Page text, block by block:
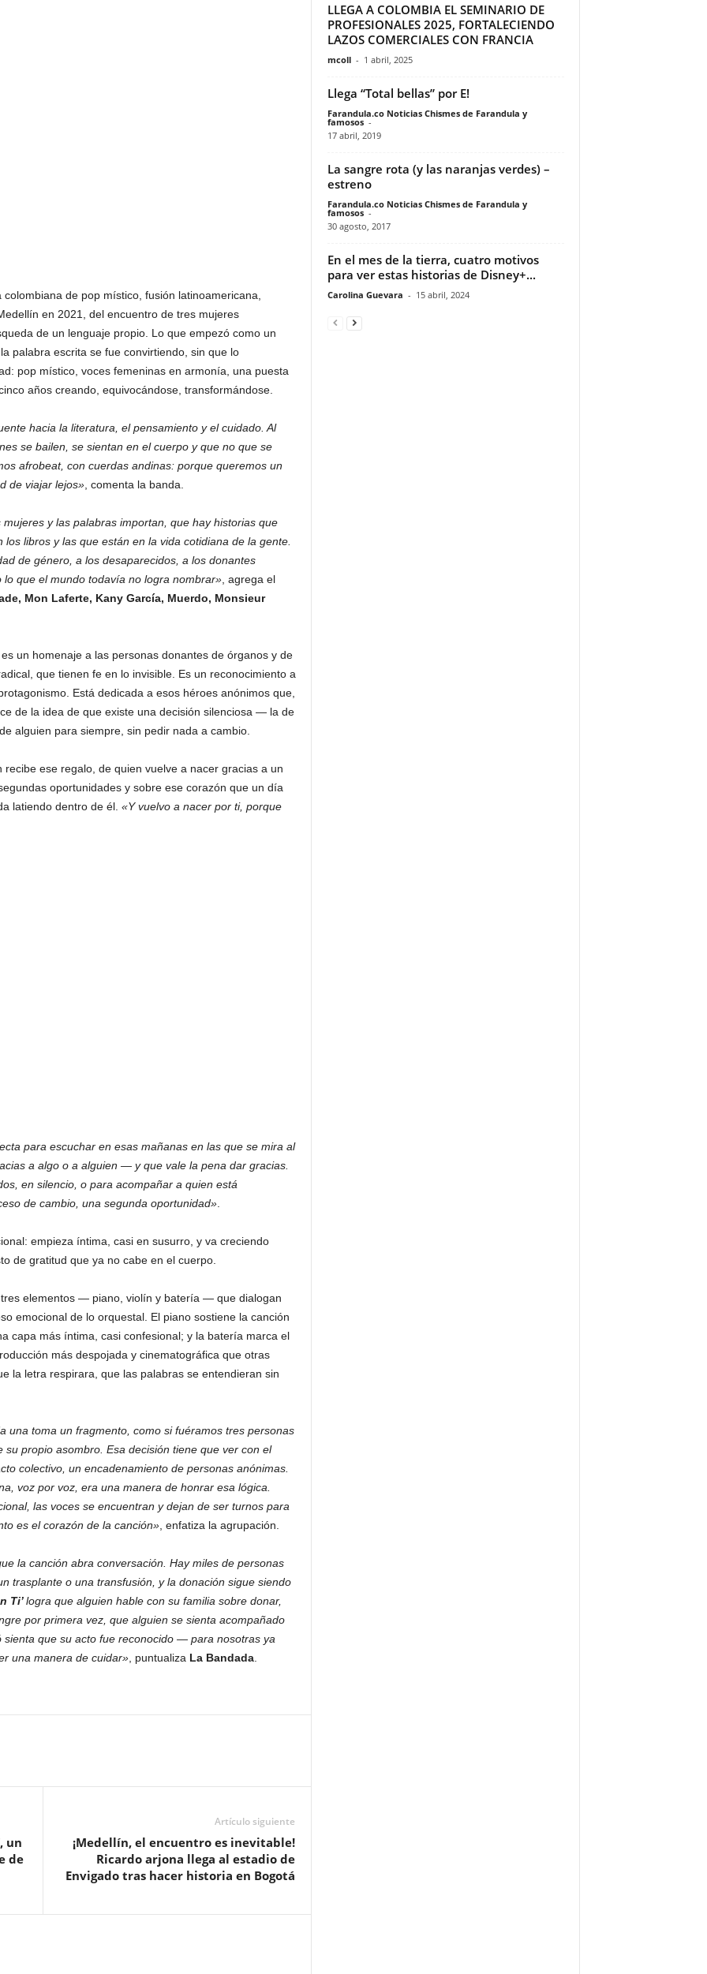
de pop místico, fusión latinoamericana,
en 2021, del encuentro de tres mujeres
de un lenguaje propio. Lo que empezó como un
palabra escrita se fue convirtiendo, sin que lo
pop místico, voces femeninas en armonía, una puesta
años creando, equivocándose, transformándose.
hacia la literatura, el pensamiento y el cuidado. Al
se bailen, se sientan en el cuerpo y que no que se
afrobeat, con cuerdas andinas: porque queremos un
de viajar lejos», comenta la banda.
y las palabras importan, que hay historias que
libros y las que están en la vida cotidiana de la gente.
de género, a los desaparecidos, a los donantes
que el mundo todavía no logra nombrar», agrega el
Mon Laferte, Kany García, Muerdo, Monsieur
un homenaje a las personas donantes de órganos y de
que tienen fe en lo invisible. Es un reconocimiento a
Está dedicada a esos héroes anónimos que,
de la idea de que existe una decisión silenciosa — la de
alguien para siempre, sin pedir nada a cambio.
ese regalo, de quien vuelve a nacer gracias a un
oportunidades y sobre ese corazón que un día
latiendo dentro de él. «Y vuelvo a nacer por ti, porque
para escuchar en esas mañanas en las que se mira al
a algo o a alguien — y que vale la pena dar gracias.
en silencio, o para acompañar a quien está
de cambio, una segunda oportunidad».
empieza íntima, casi en susurro, y va creciendo
de gratitud que ya no cabe en el cuerpo.
elementos — piano, violín y batería — que dialogan
emocional de lo orquestal. El piano sostiene la canción
capa más íntima, casi confesional; y la batería marca el
más despojada y cinematográfica que otras
la letra respirara, que las palabras se entendieran sin
una toma un fragmento, como si fuéramos tres personas
propio asombro. Esa decisión tiene que ver con el
colectivo, un encadenamiento de personas anónimas.
voz por voz, era una manera de honrar esa lógica.
las voces se encuentran y dejan de ser turnos para
es el corazón de la canción», enfatiza la agrupación.
la canción abra conversación. Hay miles de personas
trasplante o una transfusión, y la donación sigue siendo
Ti’logra que alguien hable con su familia sobre donar,
por primera vez, que alguien se sienta acompañado
que su acto fue reconocido — para nosotras ya
una manera de cuidar», puntualiza La Bandada.
un
de
Artículo siguiente
¡Medellín, el encuentro es inevitable!
Ricardo arjona llega al estadio de
Envigado tras hacer historia en Bogotá
LLEGA A COLOMBIA EL SEMINARIO DE
PROFESIONALES 2025, FORTALECIENDO
LAZOS COMERCIALES CON FRANCIA
mcoll - 1 abril, 2025
Llega “Total bellas” por E!
Farandula.co Noticias Chismes de Farandula y
famosos -
17 abril, 2019
La sangre rota (y las naranjas verdes) –
estreno
Farandula.co Noticias Chismes de Farandula y
famosos -
30 agosto, 2017
En el mes de la tierra, cuatro motivos
para ver estas historias de Disney+...
Carolina Guevara - 15 abril, 2024